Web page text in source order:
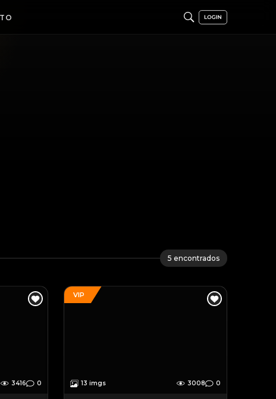
5 encontrados
3416 0
VIP
13 imgs 3008 0